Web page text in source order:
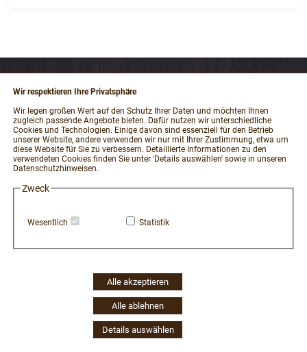
Wir respektieren Ihre Privatsphäre
Wir legen großen Wert auf den Schutz Ihrer Daten und möchten Ihnen
zugleich passende Angebote bieten. Dafür nutzen wir unterschiedliche
Cookies und Technologien. Einige davon sind essenziell für den Betrieb
unserer Website, andere verwenden wir nur mit Ihrer Zustimmung, etwa um
diese Website für Sie zu verbessern. Detaillierte Informationen zu den
verwendeten Cookies finden Sie unter 'Details auswählen' sowie in unseren
Datenschutzhinweisen.
Zweck
Wesentlich Statistik
Alle akzeptieren
Alle ablehnen
Details auswählen
RECHTLICHES
Impressum
AGB und Kundeninformationen
Datenschutzerklärung
Widerrufsbelehrung / Muster-Widerrufsformular
Zahlung und Versand
Widerruf Cookie-Einwilligung